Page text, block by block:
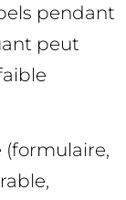
pendant
peut
(formulaire,